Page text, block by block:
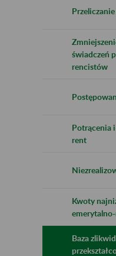
świadczeń
rencistów
Potrącenia
rent
Kwoty
Baza